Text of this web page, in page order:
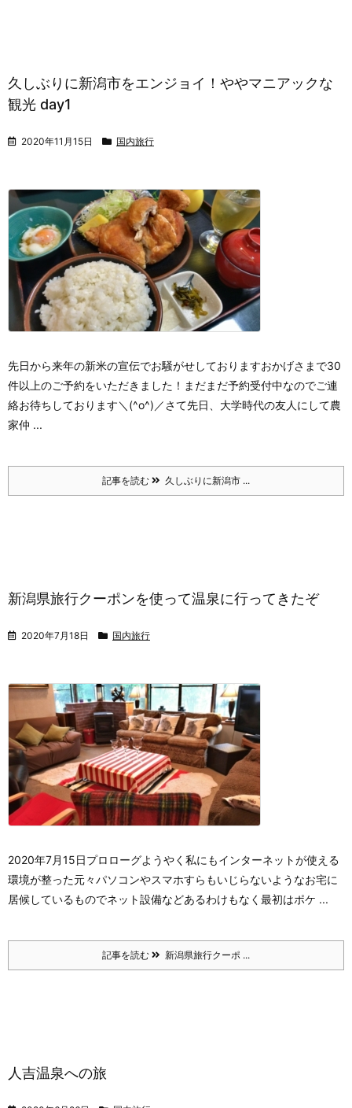
久しぶりに新潟市をエンジョイ！ややマニアックな
観光 day1
2020年11月15日 国内旅行
先日から来年の新米の宣伝でお騒がせしておりますおかげさまで30
件以上のご予約をいただきました！ まだまだ予約受付中なのでご連
絡お待ちしております＼(^o^)／さて先日、大学時代の友人にして農
家仲 ...
記事を読む 久しぶりに新潟市 ...
新潟県旅行クーポンを使って温泉に行ってきたぞ
2020年7月18日 国内旅行
2020年7月15日プロローグようやく私にもインターネットが使える
環境が整った元々パソコンやスマホすらもいじらないようなお宅に
居候しているものでネット設備などあるわけもなく 最初はポケ ...
記事を読む 新潟県旅行クーポ ...
人吉温泉への旅